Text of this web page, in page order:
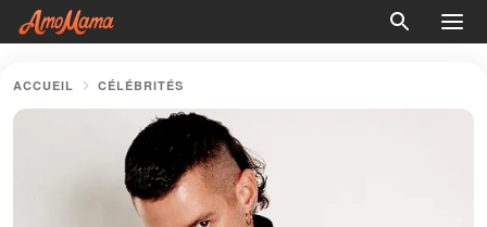
ACCUEIL CÉLÉBRITÉS